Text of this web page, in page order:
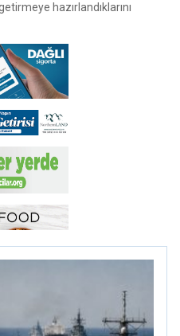
hazırlandıklarını